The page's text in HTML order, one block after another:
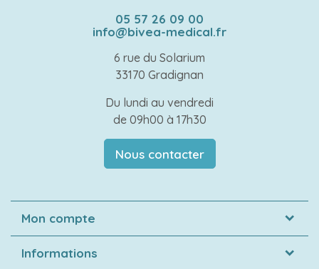
05 57 26 09 00
info@bivea-medical.fr
6 rue du Solarium
33170 Gradignan
Du lundi au vendredi
de 09h00 à 17h30
Nous contacter
Mon compte
Informations